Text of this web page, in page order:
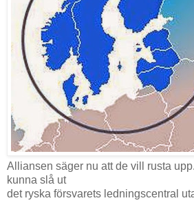
Alliansen säger nu att de vill rusta
kunna slå ut
det ryska försvarets ledningscentral